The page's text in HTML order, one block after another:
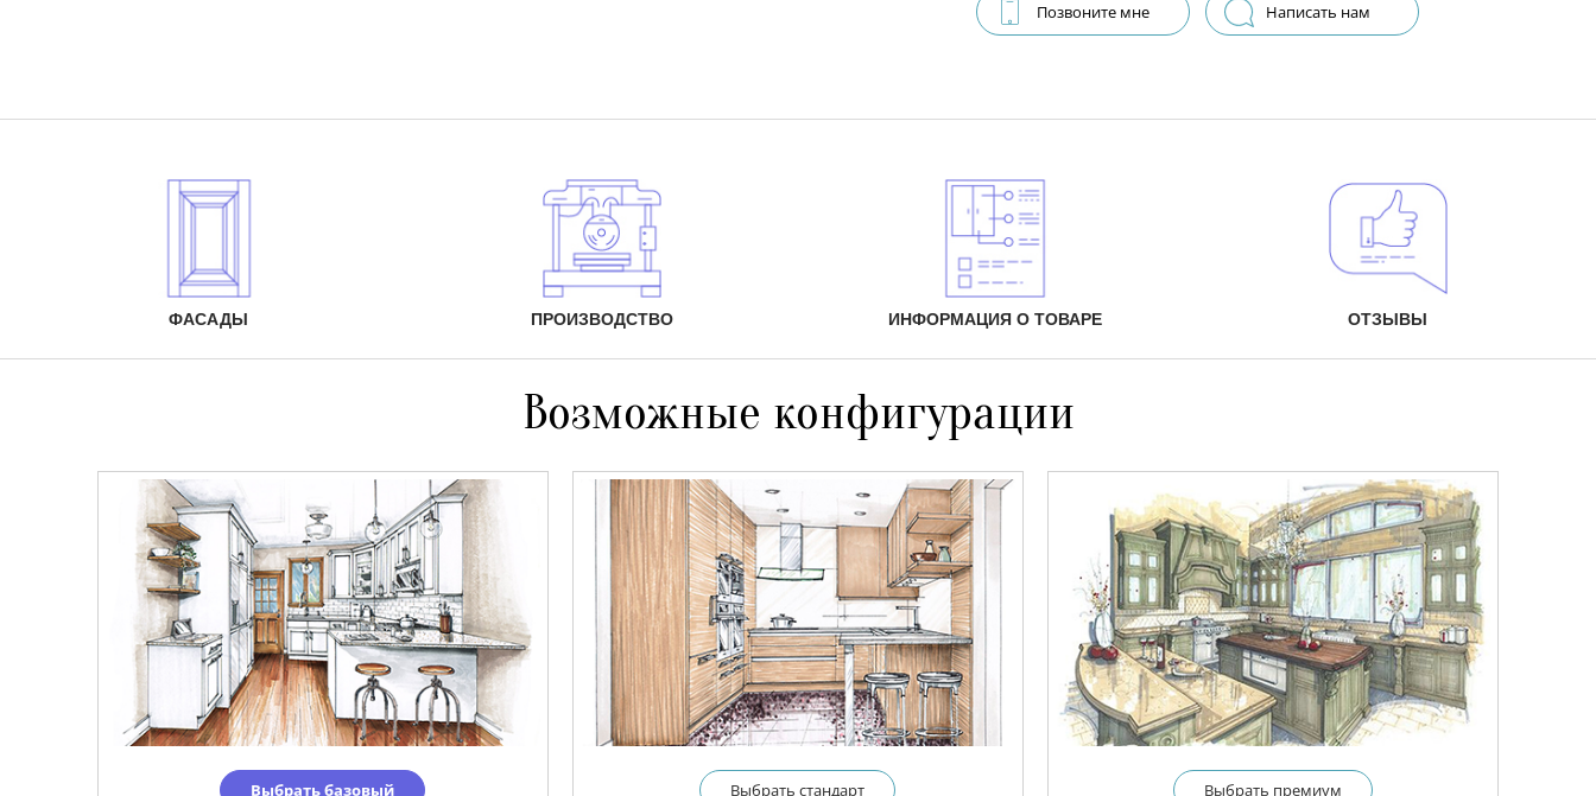
Позвоните мне Написать нам
ФАСАДЫ ПРОИЗВОДСТВО ИНФОРМАЦИЯ О ТОВАРЕ ОТЗЫВЫ
Возможные конфигурации
Выбрать базовый Выбрать cтандарт Выбрать премиум